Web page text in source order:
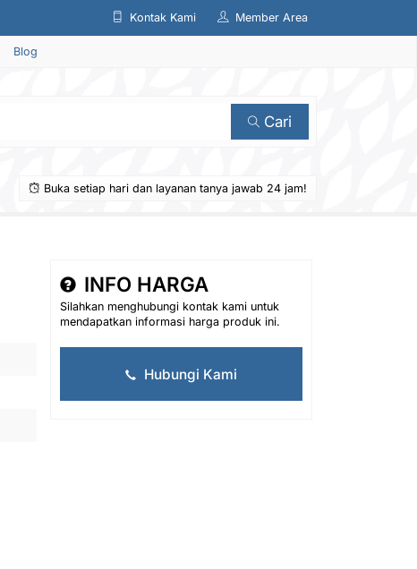
Kontak Kami Member Area
Blog
Cari
Buka setiap hari dan layanan tanya jawab 24 jam!
INFO HARGA
Silahkan menghubungi kontak kami untuk
mendapatkan informasi harga produk ini.
Hubungi Kami